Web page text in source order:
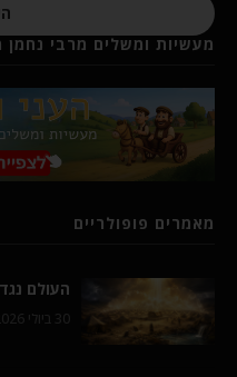
מעשיות ומשלים מרבי
מאמרים פופולריים
העולם
30 ביולי 2026